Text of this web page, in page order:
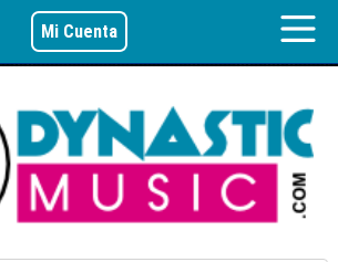
Mi Cuenta